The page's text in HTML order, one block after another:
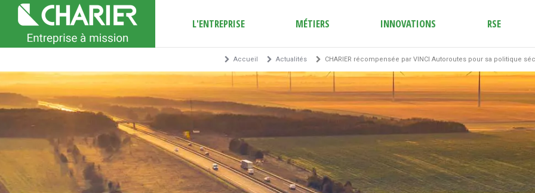
L'ENTREPRISE MÉTIERS INNOVATIONS RSE
Accueil Actualités CHARIER récompensée par VINCI Autoroutes pour sa politique